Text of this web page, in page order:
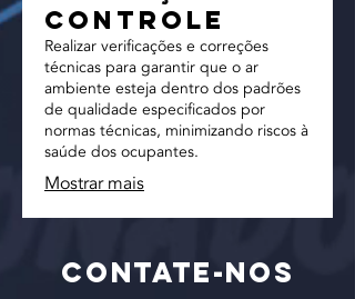
Controle
Realizar verificações e correções
técnicas para garantir que o ar
ambiente esteja dentro dos padrões
de qualidade especificados por
normas técnicas, minimizando riscos à
saúde dos ocupantes.
Mostrar mais
Contate-nos